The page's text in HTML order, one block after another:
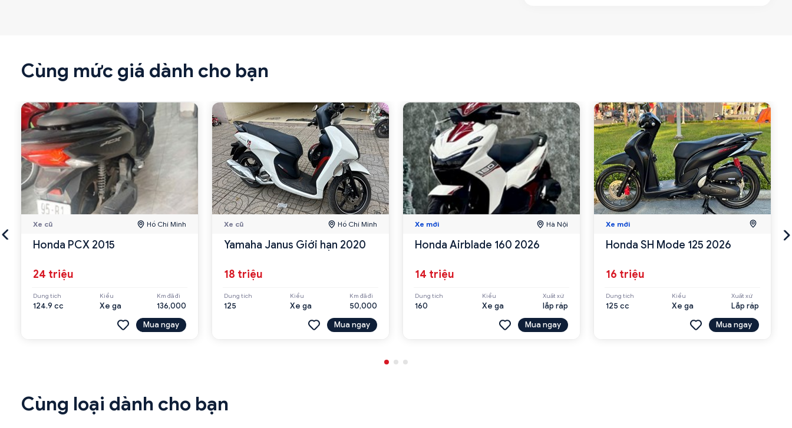
Cùng mức giá dành cho bạn
Xe cũ Hồ Chí Minh
Honda PCX 2015
24 triệu
Dung tích
124.9 cc
Kiểu
Xe ga
Km đã đi
136,000
Mua ngay
Xe cũ Hồ Chí Minh
Yamaha Janus Giới hạn 2020
18 triệu
Dung tích
125
Kiểu
Xe ga
Km đã đi
50,000
Mua ngay
Xe mới Hà Nội
Honda Airblade 160 2026
14 triệu
Dung tích
160
Kiểu
Xe ga
Xuất xứ
lắp ráp
Mua ngay
Xe mới
Honda SH Mode 125 2026
16 triệu
Dung tích
125 cc
Kiểu
Xe ga
Xuất xứ
Lắp ráp
Mua ngay
Cùng loại dành cho bạn